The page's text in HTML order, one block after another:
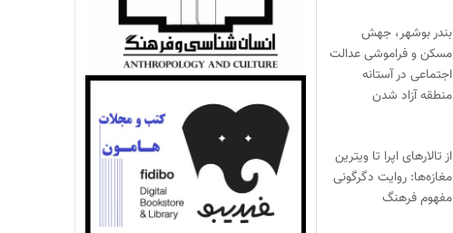
بندر بوشهر، جهش
مسکن و فراموشی عدالت
اجتماعی در آستانه
منطقه آزاد شدن
از تالارهای اپرا تا ویترین
مغازه‌ها: روایت دگرگونی
مفهوم فرهنگ